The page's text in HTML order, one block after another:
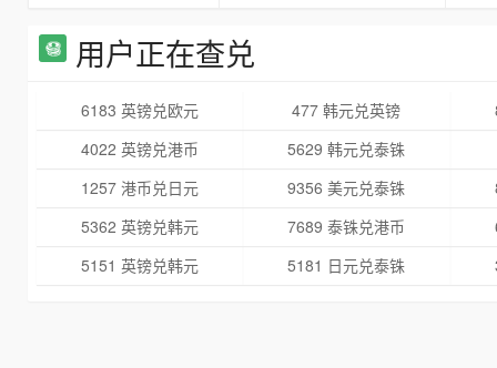
用户正在查兑
6183 英镑兑欧元 477 韩元兑英镑
4022 英镑兑港币
5629 韩元兑泰铢
1257 港币兑日元
9356 美元兑泰铢
5362 英镑兑韩元
7689 泰铢兑港币
5151 英镑兑韩元
5181 日元兑泰铢